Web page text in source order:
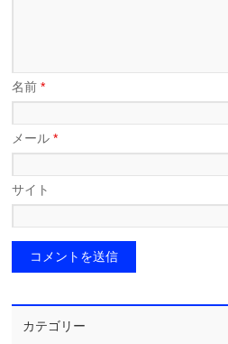
名前*
メール*
サイト
カテゴリー